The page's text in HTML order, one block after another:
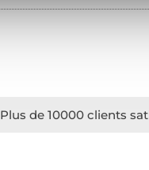
Plus de 10000 clients